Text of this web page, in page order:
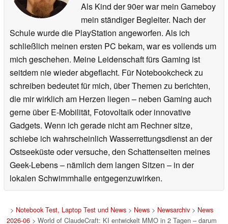
Als Kind der 90er war mein Gameboy
mein ständiger Begleiter. Nach der
Schule wurde die PlayStation angeworfen. Als ich
schließlich meinen ersten PC bekam, war es vollends um
mich geschehen. Meine Leidenschaft fürs Gaming ist
seitdem nie wieder abgeflacht. Für Notebookcheck zu
schreiben bedeutet für mich, über Themen zu berichten,
die mir wirklich am Herzen liegen – neben Gaming auch
gerne über E-Mobilität, Fotovoltaik oder innovative
Gadgets. Wenn ich gerade nicht am Rechner sitze,
schiebe ich wahrscheinlich Wasserrettungsdienst an der
Ostseeküste oder versuche, den Schattenseiten meines
Geek-Lebens – nämlich dem langen Sitzen – in der
lokalen Schwimmhalle entgegenzuwirken.
> Notebook Test, Laptop Test und News> News> Newsarchiv> News
2026-06> World of ClaudeCraft: KI entwickelt MMO in 2 Tagen – darum